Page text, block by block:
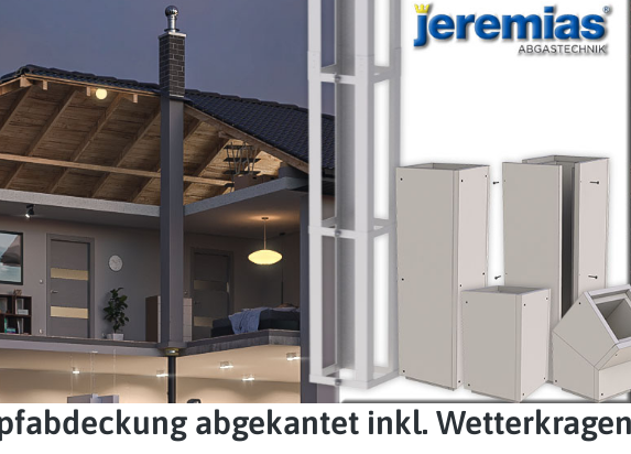
abgekantet inkl.